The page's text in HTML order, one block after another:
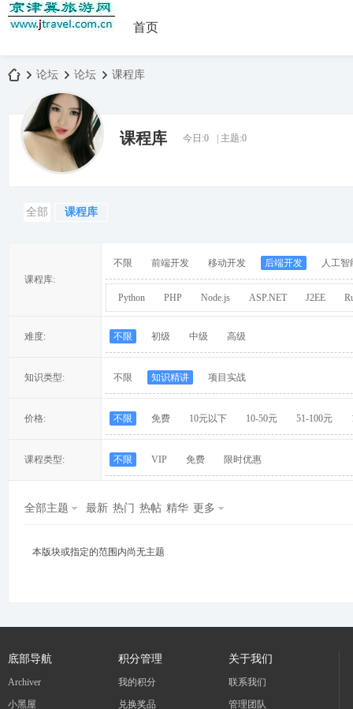
首页
»
论坛
›
论坛 课程库
课程库 今日:0 主题:0
全部 课程库
课程库:
不限 前端开发 移动开发 后端开发 人工智
Python PHP Node.js ASP.NET J2EE
难度: 不限 初级 中级 高级
知识类型: 不限 知识精讲 项目实战
价格: 不限 免费 10元以下 10-50元 51-100元
课程类型: 不限 VIP 免费 限时优惠
全部主题 最新 热门 热帖 精华 更多
本版块或指定的范围内尚无主题
底部导航
Archiver
小黑屋
积分管理
我的积分
兑换奖品
关于我们
联系我们
管理团队